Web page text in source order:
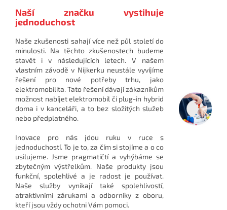
Naší značku vystihuje
jednoduchost
Naše zkušenosti sahají více než půl století do
minulosti. Na těchto zkušenostech budeme
stavět i v následujících letech. V našem
vlastním závodě v Nijkerku neustále vyvíjíme
řešení pro nové potřeby trhu, jako
elektromobilita. Tato řešení dávají zákazníkům
možnost nabíjet elektromobil či plug-in hybrid
doma i v kanceláři, a to bez složitých služeb
nebo předplatného.
Inovace pro nás jdou ruku v ruce s
jednoduchostí. To je to, za čím si stojíme a o co
usilujeme. Jsme pragmatičtí a vyhýbáme se
zbytečným výstřelkům. Naše produkty jsou
funkční, spolehlivé a je radost je používat.
Naše služby vynikají také spolehlivostí,
atraktivními zárukami a odborníky z oboru,
kteří jsou vždy ochotni Vám pomoci.